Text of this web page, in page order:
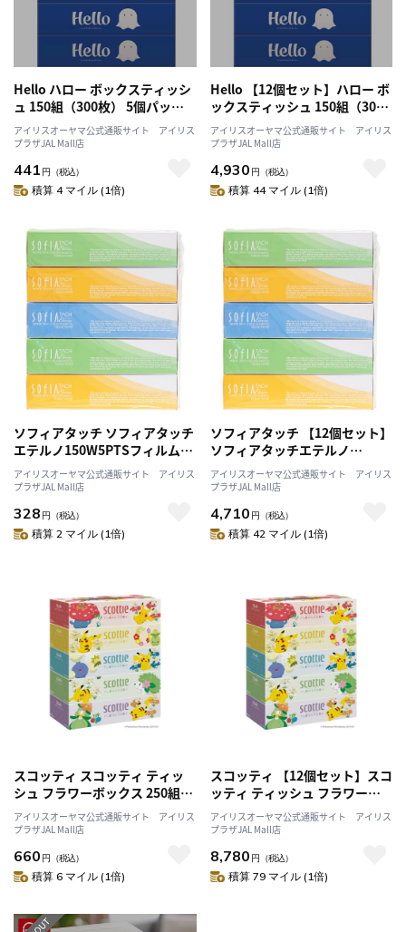
Hello ハロー ボックスティッシ
ュ 150組（300枚） 5個パック
8172
アイリスオーヤマ公式通販サイト アイリス
プラザJAL Mall店
441 円 （税込）
積算 4 マイル (1倍)
Hello 【12個セット】ハロー ボ
ックスティッシュ 150組（300
枚） 5個パック 8172
アイリスオーヤマ公式通販サイト アイリス
プラザJAL Mall店
4,930 円 （税込）
積算 44 マイル (1倍)
ソフィアタッチ ソフィアタッチ
エテルノ150W5PTSフィルムレ
ス 350148
アイリスオーヤマ公式通販サイト アイリス
プラザJAL Mall店
328 円 （税込）
積算 2 マイル (1倍)
ソフィアタッチ 【12個セット】
ソフィアタッチエテルノ
150W5PTSフィルムレス
350148
アイリスオーヤマ公式通販サイト アイリス
プラザJAL Mall店
4,710 円 （税込）
積算 42 マイル (1倍)
スコッティ スコッティ ティッ
シュ フラワーボックス 250組
（500枚）5箱パック ポケモン
アイリスオーヤマ公式通販サイト アイリス
プラザJAL Mall店
660 円 （税込）
積算 6 マイル (1倍)
スコッティ 【12個セット】スコ
ッティ ティッシュ フラワーボ
ックス 250組（500枚）5箱パッ
ク ポケモン
アイリスオーヤマ公式通販サイト アイリス
プラザJAL Mall店
8,780 円 （税込）
積算 79 マイル (1倍)